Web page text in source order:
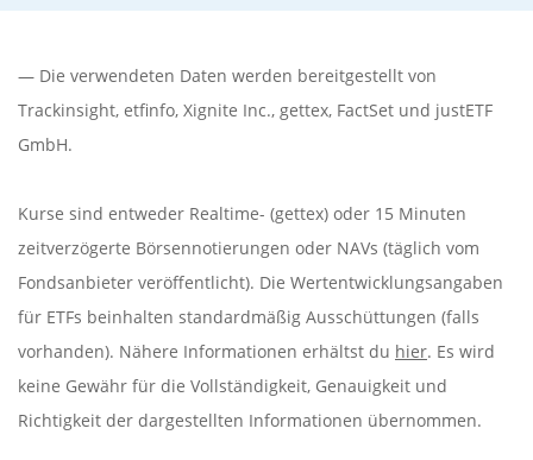
— Die verwendeten Daten werden bereitgestellt von
Trackinsight, etfinfo, Xignite Inc., gettex, FactSet und justETF
GmbH.
Kurse sind entweder Realtime- (gettex) oder 15 Minuten
zeitverzögerte Börsennotierungen oder NAVs (täglich vom
Fondsanbieter veröffentlicht). Die Wertentwicklungsangaben
für ETFs beinhalten standardmäßig Ausschüttungen (falls
vorhanden). Nähere Informationen erhältst du hier. Es wird
keine Gewähr für die Vollständigkeit, Genauigkeit und
Richtigkeit der dargestellten Informationen übernommen.